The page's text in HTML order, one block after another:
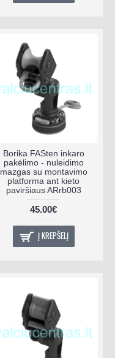
Borika FASten inkaro
pakėlimo - nuleidimo
mazgas su montavimo
platforma ant kieto
paviršiaus ARrb003
45.00€
Į KREPŠELĮ